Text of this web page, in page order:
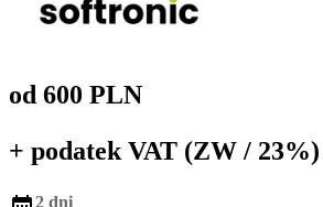
od 600 PLN
+ podatek VAT (ZW / 23%)
2 dni